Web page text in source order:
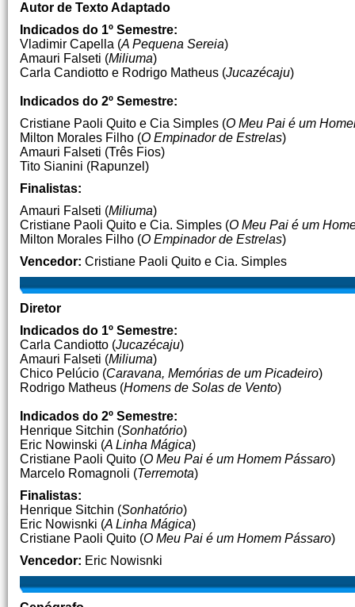
Autor de Texto Adaptado
Indicados do 1º Semestre:
Vladimir Capella (A Pequena Sereia)
Amauri Falseti (Miliuma)
Carla Candiotto e Rodrigo Matheus (Jucazécaju)
Indicados do 2º Semestre:
Cristiane Paoli Quito e Cia Simples (O Meu Pai é um
Milton Morales Filho (O Empinador de Estrelas)
Amauri Falseti (Três Fios)
Tito Sianini (Rapunzel)
Finalistas:
Amauri Falseti (Miliuma)
Cristiane Paoli Quito e Cia. Simples (O Meu Pai é um
Milton Morales Filho (O Empinador de Estrelas)
Vencedor: Cristiane Paoli Quito e Cia. Simples
Diretor
Indicados do 1º Semestre:
Carla Candiotto (Jucazécaju)
Amauri Falseti (Miliuma)
Chico Pelúcio (Caravana, Memórias de um Picadeiro)
Rodrigo Matheus (Homens de Solas de Vento)
Indicados do 2º Semestre:
Henrique Sitchin (Sonhatório)
Eric Nowinski (A Linha Mágica)
Cristiane Paoli Quito (O Meu Pai é um Homem Pássaro)
Marcelo Romagnoli (Terremota)
Finalistas:
Henrique Sitchin (Sonhatório)
Eric Nowisnki (A Linha Mágica)
Cristiane Paoli Quito (O Meu Pai é um Homem Pássaro)
Vencedor: Eric Nowisnki